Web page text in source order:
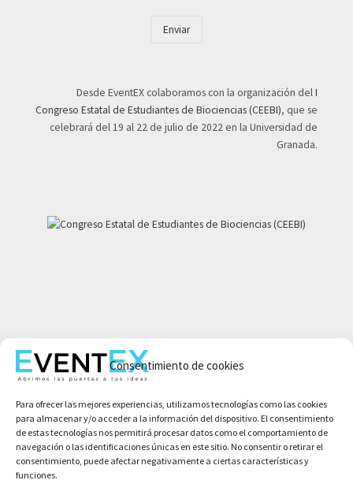
Consentimiento de cookies
Para ofrecer las mejores experiencias, utilizamos tecnologías como las cookies
para almacenar y/o acceder a la información del dispositivo. El consentimiento
de estas tecnologías nos permitirá procesar datos como el comportamiento de
navegación o las identificaciones únicas en este sitio. No consentir o retirar el
consentimiento, puede afectar negativamente a ciertas características y
funciones.
Enviar
Desde EventEX colaboramos con la organización delI
Congreso Estatal de Estudiantes de Biociencias (CEEBI), que se
celebrará del 19 al 22 de julio de 2022 en la Universidad de
Granada.
Aviso legal
Condiciones de compra
Política de cookies